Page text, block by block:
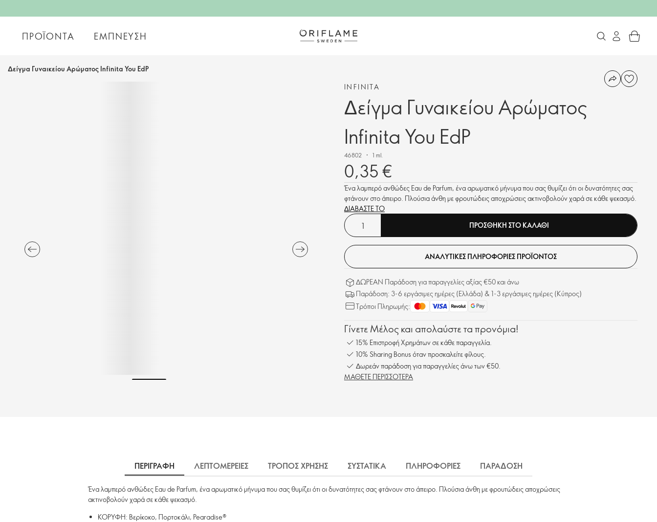
ΠΡΟΪΌΝΤΑ ΈΜΠΝΕΥΣΗ
Δείγμα Γυναικείου Αρώματος Infinita You EdP
INFINITA
Δείγμα Γυναικείου Αρώματος
Infinita You EdP
46802 1 ml.
0,35 €
Ένα λαμπερό ανθώδες Eau de Parfum, ένα αρωματικό μήνυμα που σας θυμίζει ότι οι δυνατότητες σας
φτάνουν στο άπειρο. Πλούσια άνθη με φρουτώδεις αποχρώσεις ακτινοβολούν χαρά σε κάθε ψεκασμό.
ΔΙΑΒΑΣΤΕ ΤΟ
ΠΡΟΣΘΗΚΗ ΣΤΟ ΚΑΛΑΘΙ
ΑΝΑΛΥΤΙΚΈΣ ΠΛΗΡΟΦΟΡΊΕΣ ΠΡΟΪΌΝΤΟΣ
ΔΩΡΕΑΝ Παράδοση για παραγγελίες αξίας €50 και άνω
Παράδοση: 3-6 εργάσιμες ημέρες (Ελλάδα) & 1-3 εργάσιμες ημέρες (Κύπρος)
Τρόποι Πληρωμής:
Γίνετε Μέλος και απολαύστε τα προνόμια!
15% Επιστροφή Χρημάτων σε κάθε παραγγελία.
10% Sharing Bonus όταν προσκαλείτε φίλους.
Δωρεάν παράδοση για παραγγελίες άνω των €50.
ΜΑΘΕΤΕ ΠΕΡΙΣΣΟΤΕΡΑ
ΠΕΡΙΓΡΑΦΗ ΛΕΠΤΟΜΕΡΕΙΕΣ ΤΡΟΠΟΣ ΧΡΗΣΗΣ ΣΥΣΤΑΤΙΚΑ ΠΛΗΡΟΦΟΡΙΕΣ ΠΑΡΑΔΟΣΗ
Ένα λαμπερό ανθώδες Eau de Parfum, ένα αρωματικό μήνυμα που σας θυμίζει ότι οι δυνατότητες σας φτάνουν στο άπειρο. Πλούσια άνθη με φρουτώδεις αποχρώσεις
ακτινοβολούν χαρά σε κάθε ψεκασμό.
ΚΟΡΥΦΗ: Βερίκοκο, Πορτοκάλι, Pearadise®